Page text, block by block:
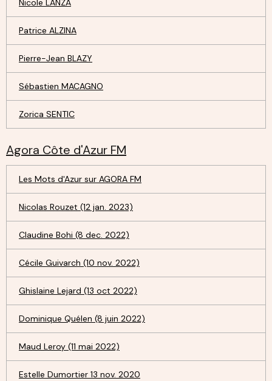
Nicole LANZA
Patrice ALZINA
Pierre-Jean BLAZY
Sébastien MACAGNO
Zorica SENTIC
Agora Côte d'Azur FM
Les Mots d'Azur sur AGORA FM
Nicolas Rouzet (12 jan. 2023)
Claudine Bohi (8 dec. 2022)
Cécile Guivarch (10 nov. 2022)
Ghislaine Lejard (13 oct 2022)
Dominique Quélen (8 juin 2022)
Maud Leroy (11 mai 2022)
Estelle Dumortier 13 nov. 2020